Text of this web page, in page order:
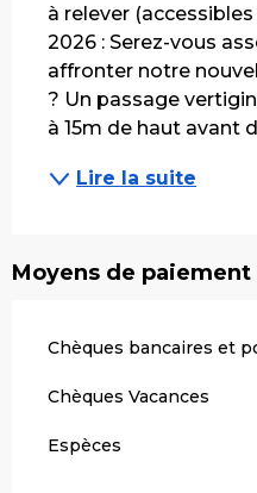
à relever (accessibles
2026 : Serez-vous
affronter notre
? Un passage
à 15m de haut avant
Lire la suite
Moyens de paiement
Chèques bancaires et
Chèques Vacances
Espèces